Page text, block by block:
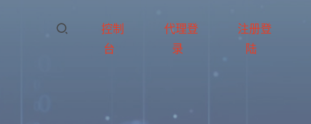
控制
台
代理登
录
注册登
陆